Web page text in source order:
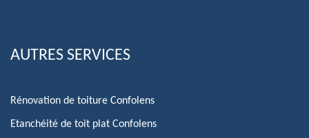
AUTRES SERVICES
Rénovation de toiture Confolens
Etanchéité de toit plat Confolens